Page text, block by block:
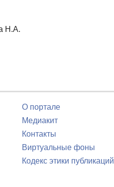
Н.А.
О портале
Медиакит
Контакты
Виртуальные фоны
Кодекс этики публикаций